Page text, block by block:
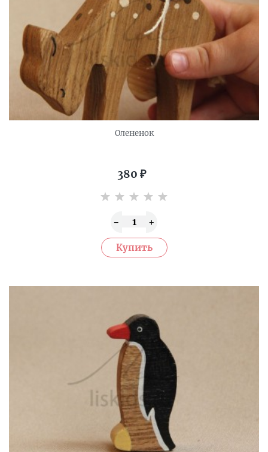
Олененок
380 ₽